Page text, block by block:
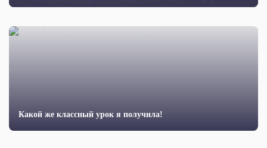
Какой же классный урок я получила!